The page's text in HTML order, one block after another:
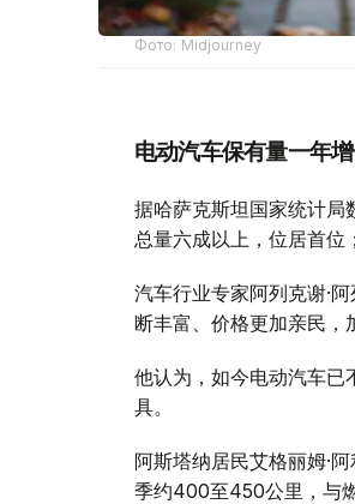
Фото: Midjourney
电动汽车保有量一年
据哈萨克斯坦国家统计
总量六成以上，位居首位
汽车行业专家阿列克谢·
断丰富、价格更加亲民，
他认为，如今电动汽车已
具。
阿斯塔纳居民艾格丽姆·
季约400至450公里，与